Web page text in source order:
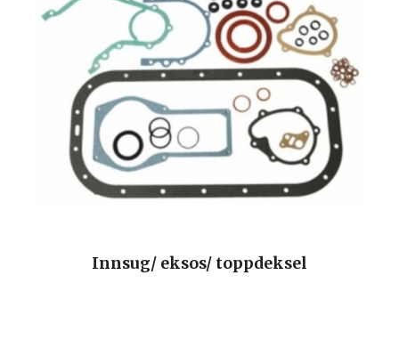
Innsug/ eksos/ toppdeksel